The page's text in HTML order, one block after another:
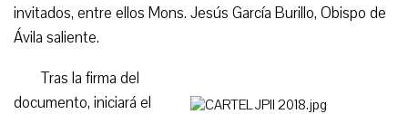
invitados, entre ellos Mons. Jesús García Burillo, Obispo de
Ávila saliente.
Tras la firma del
documento, iniciará el